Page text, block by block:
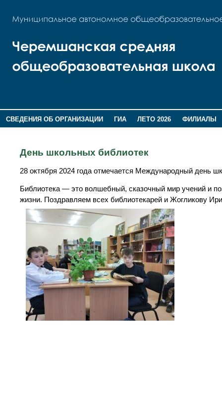
СВЕДЕНИЯ ОБ ОРГАНИЗАЦИИ ГИА ЛЕТО 2026
ФИЛИАЛЫ
День школьных библиотек
28 октября 2024 года отмечается Международный день
Библиотека — это волшебный, сказочный мир учений и
жизни. Поздравляем всех библиотекарей и Жогликову